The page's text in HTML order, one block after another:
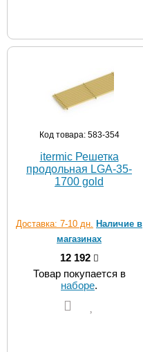
Код товара: 583-354
itermic Решетка
продольная LGA-35-
1700 gold
Доставка: 7-10 дн. Наличие в
магазинах
12 192
Товар покупается в
наборе.